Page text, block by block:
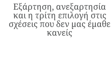
Εξάρτηση, ανεξαρτησία
και η τρίτη επιλογή στις
σχέσεις που δεν μας έμαθε
κανείς